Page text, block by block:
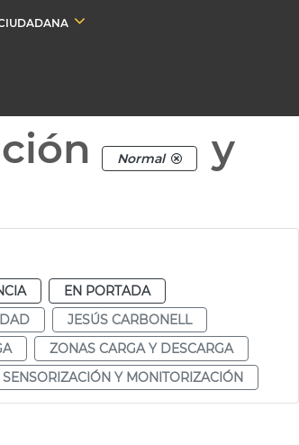
Normal
y
EN PORTADA
JESÚS CARBONELL
ZONAS CARGA Y DESCARGA
SENSORIZACIÓN Y MONITORIZACIÓN